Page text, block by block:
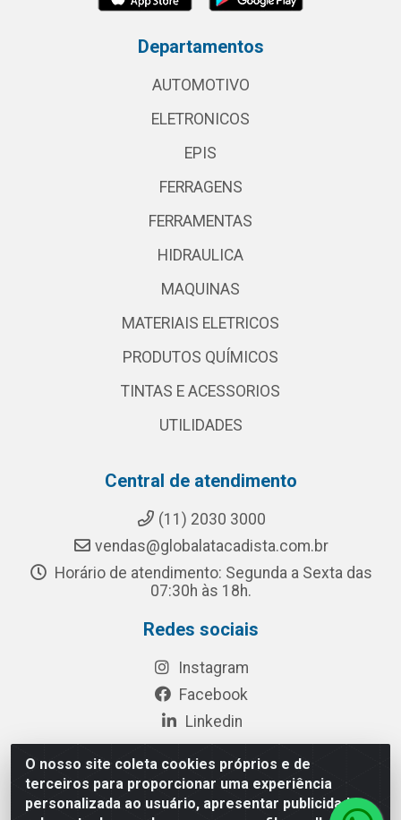
O nosso site coleta cookies próprios e de
terceiros para proporcionar uma experiência
personalizada ao usuário, apresentar publicidade
Departamentos
AUTOMOTIVO
ELETRONICOS
EPIS
FERRAGENS
FERRAMENTAS
HIDRAULICA
MAQUINAS
MATERIAIS ELETRICOS
PRODUTOS QUÍMICOS
TINTAS E ACESSORIOS
UTILIDADES
Central de atendimento
(11) 2030 3000
vendas@globalatacadista.com.br
Horário de atendimento: Segunda a Sexta das
07:30h às 18h.
Redes sociais
Instagram
Facebook
Linkedin
Rua Chipuê, 117 - S. Miguel Paulista São Paulo/SP - CEP
08010-260- CNPJ: 03.010.739/0001-72